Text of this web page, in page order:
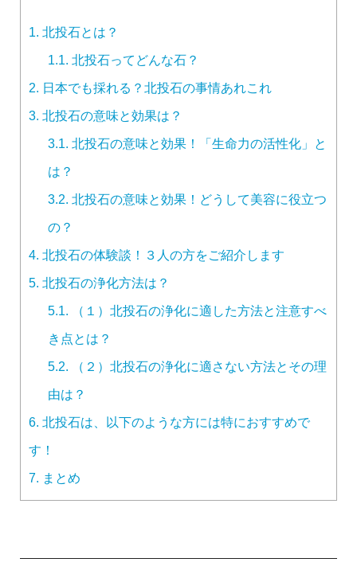
1. 北投石とは？
1.1. 北投石ってどんな石？
2. 日本でも採れる？北投石の事情あれこれ
3. 北投石の意味と効果は？
3.1. 北投石の意味と効果！「生命力の活性化」と
は？
3.2. 北投石の意味と効果！どうして美容に役立つ
の？
4. 北投石の体験談！３人の方をご紹介します
5. 北投石の浄化方法は？
5.1. （１）北投石の浄化に適した方法と注意すべ
き点とは？
5.2. （２）北投石の浄化に適さない方法とその理
由は？
6. 北投石は、以下のような方には特におすすめで
す！
7. まとめ